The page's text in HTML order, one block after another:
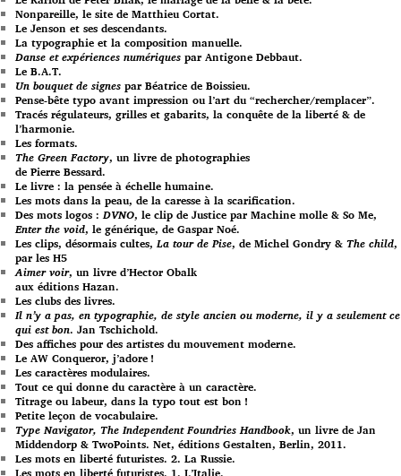
Nonpareille, le site de Matthieu Cortat.
Le Jenson et ses descendants.
La typographie et la composition manuelle.
Danse et expériences numériques par Antigone Debbaut.
Le B.A.T.
Un bouquet de signes par Béatrice de Boissieu.
Pense-bête typo avant impression ou l’art du “rechercher/remplacer”.
Tracés régulateurs, grilles et gabarits, la conquête de la liberté & de
l’harmonie.
Les formats.
The Green Factory, un livre de photographies
de Pierre Bessard.
Le livre : la pensée à échelle humaine.
Les mots dans la peau, de la caresse à la scarification.
Des mots logos :DVNO, le clip de Justice par Machine molle & So Me,
Enter the void, le générique, de Gaspar Noé.
Les clips, désormais cultes,La tour de Pise, de Michel Gondry & The child,
par les H5
Aimer voir, un livre d’Hector Obalk
aux éditions Hazan.
Les clubs des livres.
Il n’y a pas, en typographie, de style ancien ou moderne, il y a seulement ce
qui est bon. Jan Tschichold.
Des affiches pour des artistes du mouvement moderne.
Le AW Conqueror, j’adore !
Les caractères modulaires.
Tout ce qui donne du caractère à un caractère.
Titrage ou labeur, dans la typo tout est bon !
Petite leçon de vocabulaire.
Type Navigator, The Independent Foundries Handbook, un livre de Jan
Middendorp & TwoPoints. Net, éditions Gestalten, Berlin, 2011.
Les mots en liberté futuristes. 2. La Russie.
Les mots en liberté futuristes. 1. L’Italie.